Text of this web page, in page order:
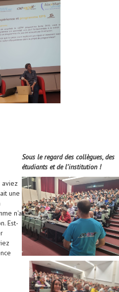
une
n'a
Est-
Sous le regard des collègues, des
étudiants et de l’institution !